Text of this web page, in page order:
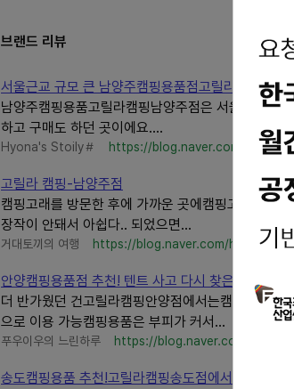
브랜드 리뷰
서울근교 규모 큰 남양주캠핑용품점고릴라캠핑남양
남양주캠핑용품고릴라캠핑남양주점은 서울 초근접
하고 구매도 하던 곳이에요....
Hyona's Stoily＃ https://blog.naver.com/kireina3
고릴라 캠핑-남양주점
캠핑고래를 방문한 후에 가까운 곳에캠핑고릴라 캠
장작이 안돼서 아쉽다.. 되었으면...
거대토끼의 여행 https://blog.naver.com/hello1771
안양캠핑용품점 추천! 텐트 사고 다시 찾은고릴라캠
더 반가웠던 건고릴라캠핑안양점에서는캠핑용 에
으로 이용 가능캠핑용품은 부피가 커서...
푸우이우의 느린하루 https://blog.naver.com/
송도캠핑용품 추천!고릴라캠핑송도점에서 크레모아